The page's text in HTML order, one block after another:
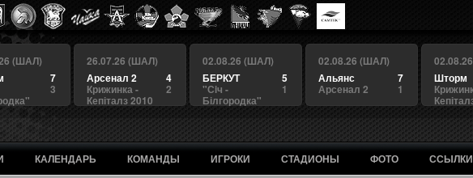
(ШАЛ)
7
3
26.07.26 (ШАЛ)
4
Арсенал 2
2
Крижинка -
Кепіталз 2010
02.08.26 (ШАЛ)
5
БЕРКУТ
1
"Сiч -
Білгородка"
02.08.26 (ШАЛ)
7
Альянс
1
Арсенал 2
Шторм
КАЛЕНДАРЬ КОМАНДЫ ИГРОКИ СТАДИОНЫ ФОТО ССЫЛКИ